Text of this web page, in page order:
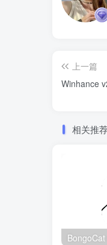
上一篇
Winhance
相关推